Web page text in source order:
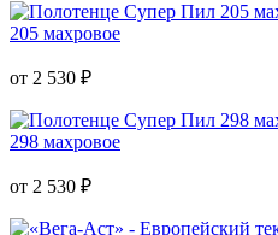
205 махровое
от 2 530 ₽
298 махровое
от 2 530 ₽